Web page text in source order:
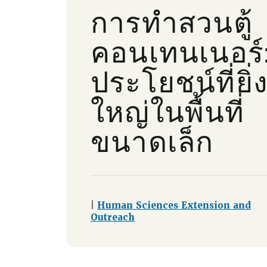
การทําสวนตู้
คอนเทนเนอ
ประโยชน์ที่ยิ่ง
ใหญ่ในพื้นที่
ขนาดเล็ก
Human Sciences Extension and
Outreach